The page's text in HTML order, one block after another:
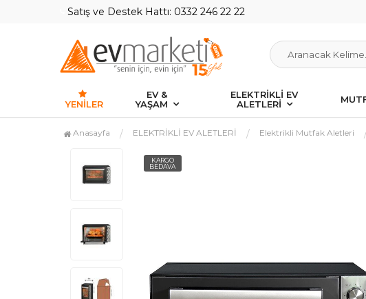
Satış ve Destek Hattı: 0332 246 22 22
YENILER
EV &
YAŞAM
ELEKTRİKLİ EV
ALETLERİ
Anasayfa ELEKTRİKLİ EV ALETLERİ Elektrikli Mutfak Aletleri
KARGO
BEDAVA